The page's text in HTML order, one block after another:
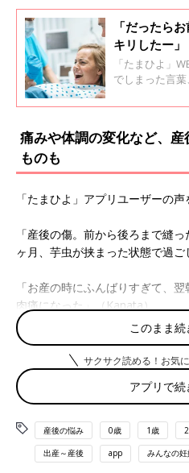
「だったら
キリしたー
は夢物語。
ソード集。
「たまひよ」
でしまった言
ください。」
で「生まれて
少数派。現実
ことの多い出産
いただきました
痛みや体調の変化など、
ものも
「たまひよ」アプリユーザーの声
「産後の傷。前から後ろまで縫
ヶ月、芋虫が挟まった状態で過ご
「お産の時にふんばりすぎて、
肉痛になった」（Kanata）
「出産後、お股の激痛で座れな
た。先生が来てくれた時に相談し
を出してくれて、薬がダメだと
（みみやー）
「産後、めちゃくちゃ汗をかくよ
シュかっていうレベルでした。
もあり、お世話中も汗だくでし
このまま
サクサク読める！お気
アプリで
産後の悩み 0歳 1歳
出産～産後 app みんなの